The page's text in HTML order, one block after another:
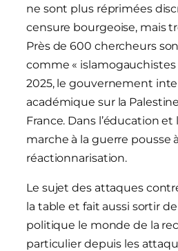
ne sont plus réprimées
censure bourgeoise, mais
Près de 600 chercheurs
comme « islamogauchistes
2025, le gouvernement
académique sur la
France. Dans l’éducation et
marche à la guerre pousse
réactionnarisation.
Le sujet des attaques
la table et fait aussi sortir
politique le monde de la
particulier depuis les